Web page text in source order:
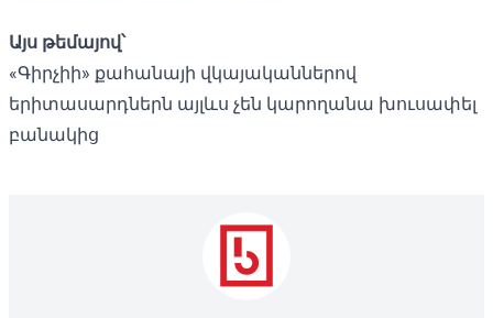
Այս թեմայով՝
«Գիրչիի» քահանայի վկայականներով
երիտասարդներն այլևս չեն կարողանա խուսափել
բանակից